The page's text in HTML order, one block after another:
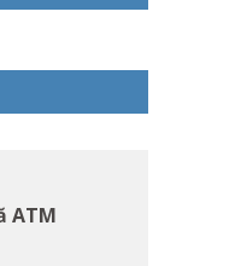
ATM